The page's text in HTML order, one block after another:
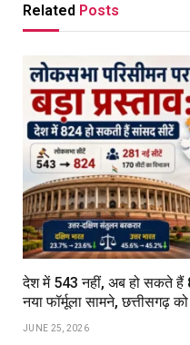
Related Posts
देश में 543 नहीं, अब हो सकते हैं
नया फॉर्मूला सामने, छत्तीसगढ़
JUNE 25, 2026